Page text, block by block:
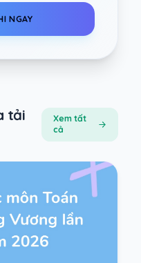
NGAY
tải
Xem tất
cả